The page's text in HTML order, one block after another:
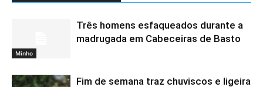
Minho
Três homens esfaqueados durante a
madrugada em Cabeceiras de Basto
Fim de semana traz chuviscos e ligeira